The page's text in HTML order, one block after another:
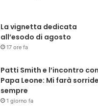
La vignetta dedicata
all’esodo di agosto
17 ore fa
Patti Smith e l’incontro con
Papa Leone: Mi farà
sempre
1 giorno fa